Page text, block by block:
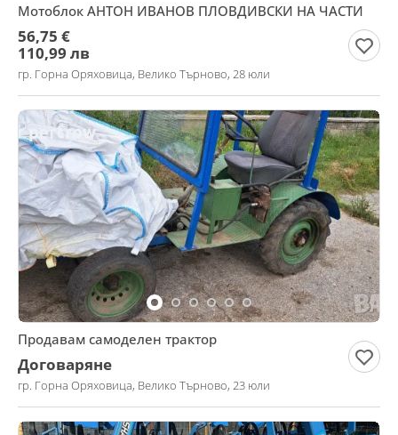
Мотоблок АНТОН ИВАНОВ ПЛОВДИВСКИ НА ЧАСТИ
56,75 €
110,99 лв
гр. Горна Оряховица, Велико Търново, 28 юли
Продавам самоделен трактор
Договаряне
гр. Горна Оряховица, Велико Търново, 23 юли